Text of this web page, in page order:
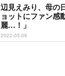
辺見えみり、母
ョットにファン感
麗…！」
2022-05-08